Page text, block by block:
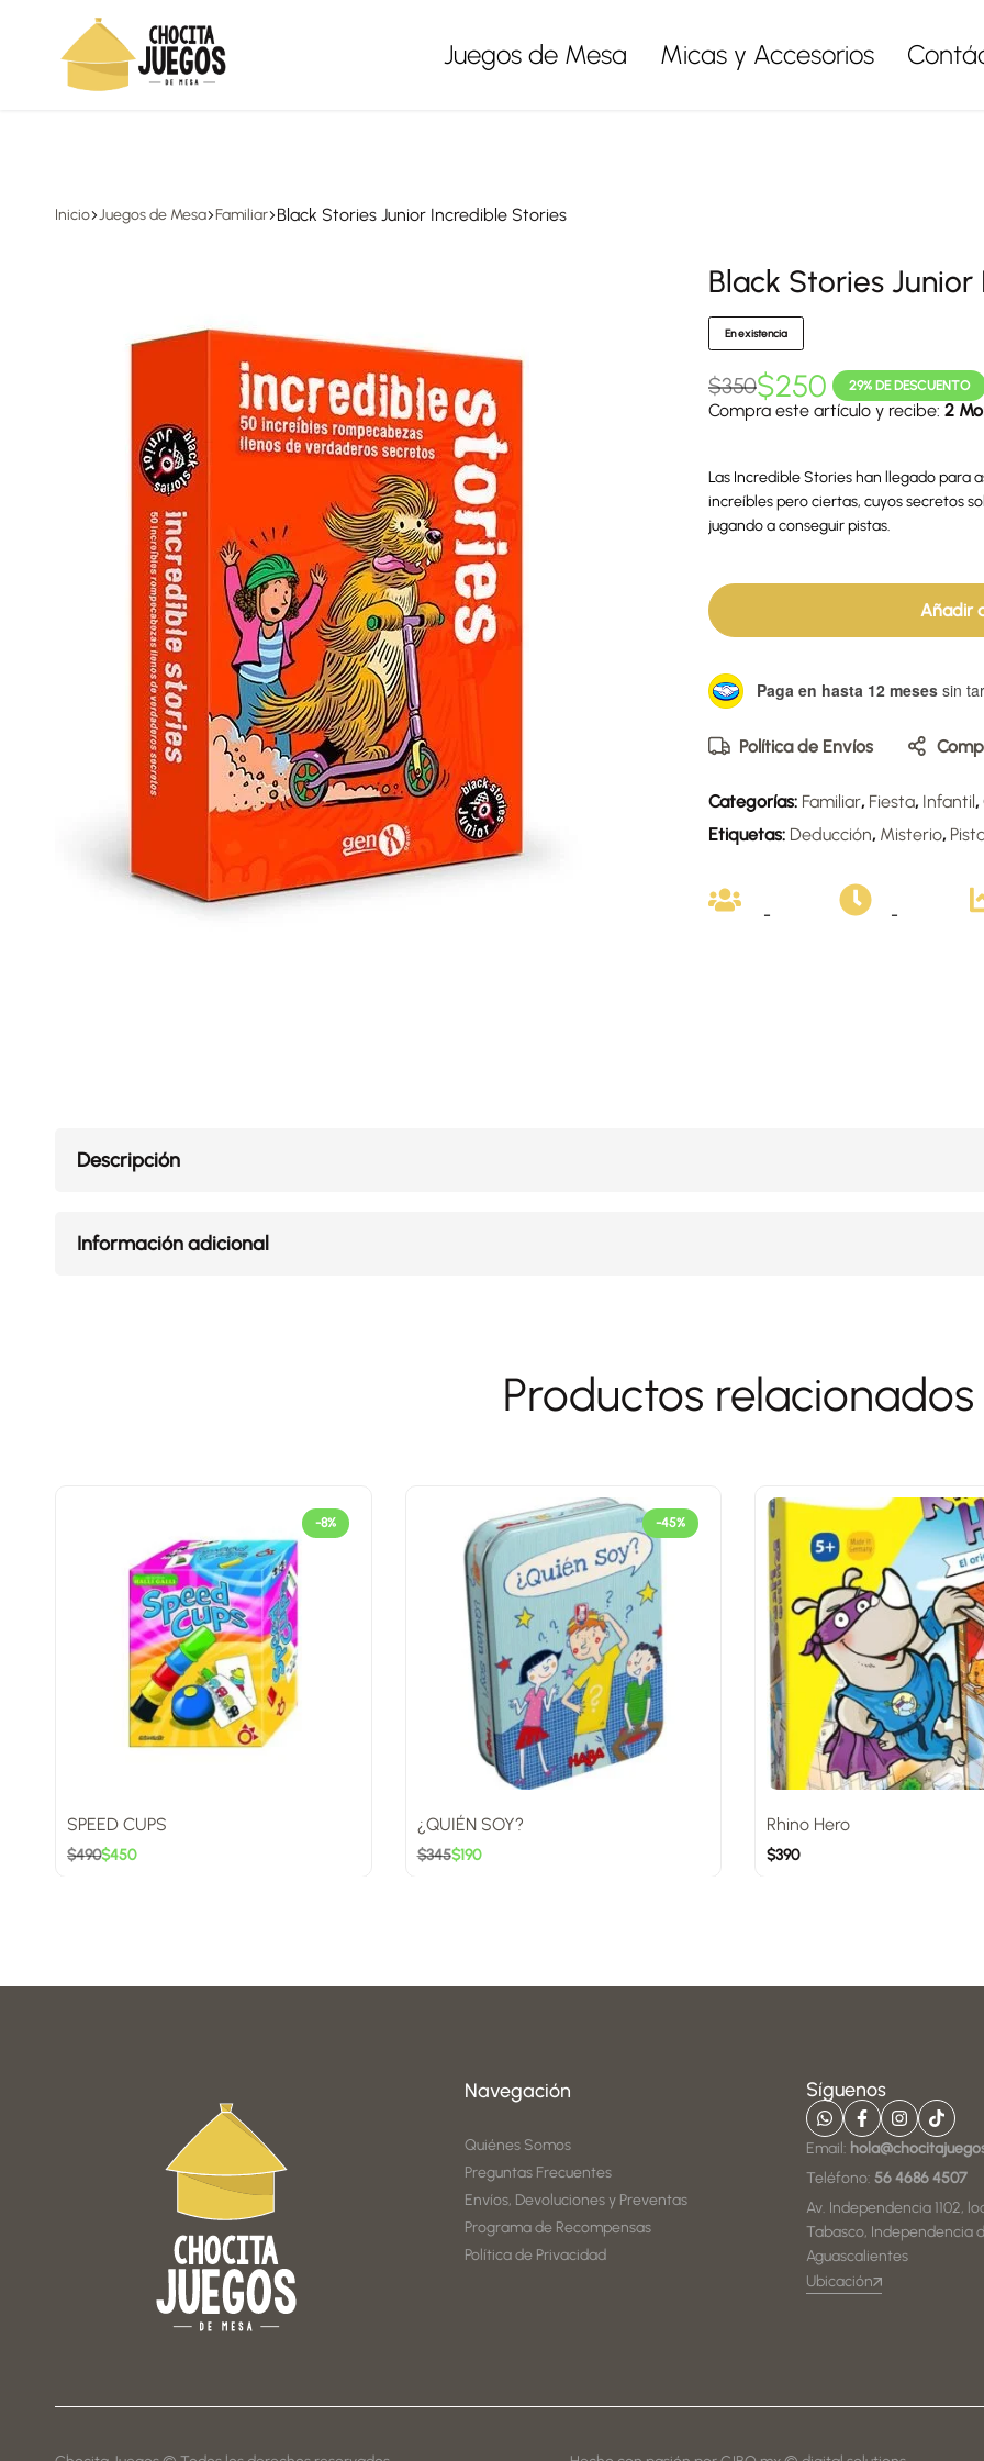
Envíos a todo México, gratis en compras desde $1,500
mesa
Juegos de Mesa Micas y Accesorios
Inicio Juegos de Mesa Familiar Black Stories Junior Incredible Stories
Black Stories
En existencia
$350$250 29% DE DESCUENTO
Compra este artículo y recibe: 2
Las Incredible Stories han llegado para
increíbles pero ciertas, cuyos secretos
jugando a conseguir pistas.
Añadir
Paga en hasta 12 meses sin
Política de Envíos
Categorías: Familiar, Fiesta, Infantil,
Etiquetas: Deducción, Misterio,
- -
Descripción
Información adicional
Productos relacionados
-8%
SPEED CUPS
$490$450
-45%
¿QUIÉN SOY?
$345$190
Rhino Hero
$390
Navegación
Quiénes Somos
Preguntas Frecuentes
Envíos, Devoluciones y Preventas
Programa de Recompensas
Política de Privacidad
Síguenos
Email:
Teléfono:56 4686 4507
Av. Independencia 1102,
Tabasco, Independencia
Aguascalientes
Ubicación